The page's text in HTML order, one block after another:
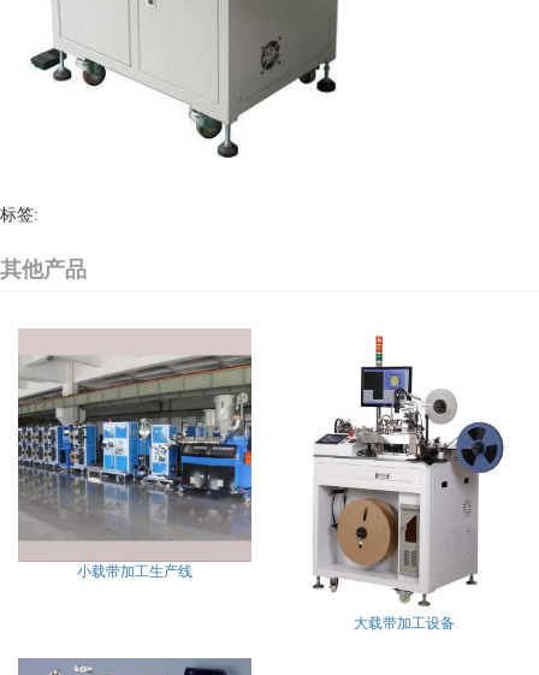
标签:
其他产品
小载带加工生产线
大载带加工设备